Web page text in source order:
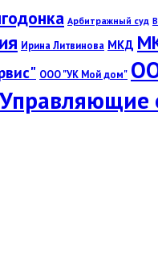
Арбитражный суд
Ирина Литвинова МКД
ООО "УК Мой дом"
Управляющие